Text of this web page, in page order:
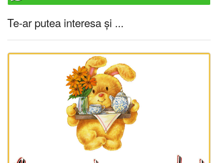
Te-ar putea interesa și ...